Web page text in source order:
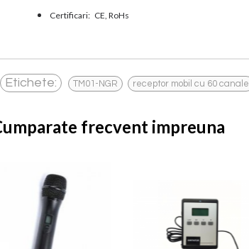
Certificari: CE, RoHs
Etichete: TM01-NGR receptor mobil cu 60 canale
frecvent impreuna